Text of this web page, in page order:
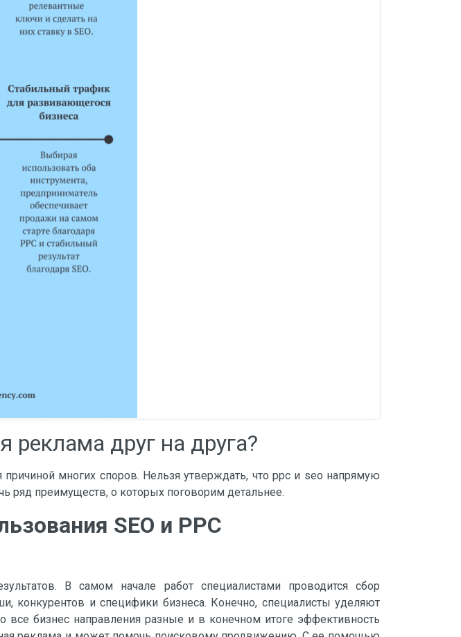
реклама друг на друга?
многих споров. Нельзя утверждать, что ppc и seo напрямую
ряд преимуществ, о которых поговорим детальнее.
SEO и PPC
В самом начале работ специалистами проводится сбор
конкурентов и специфики бизнеса. Конечно, специалисты уделяют
все бизнес направления разные и в конечном итоге эффективность